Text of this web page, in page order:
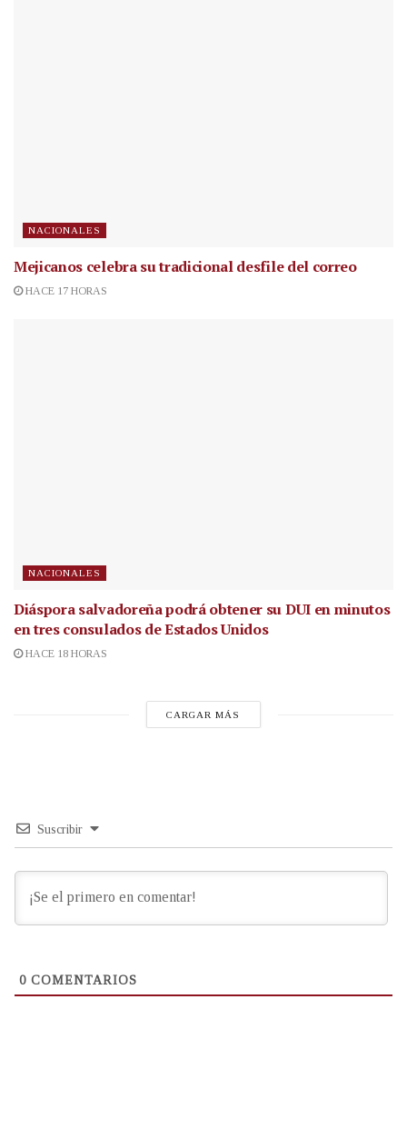
NACIONALES
Mejicanos celebra su tradicional desfile del correo
HACE 17 HORAS
NACIONALES
Diáspora salvadoreña podrá obtener su DUI en minutos
en tres consulados de Estados Unidos
HACE 18 HORAS
CARGAR MÁS
Suscribir
0 COMENTARIOS